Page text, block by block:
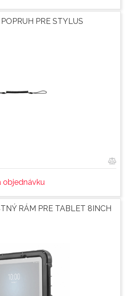
PRE STYLUS
objednávku
RÁM PRE TABLET 8INCH